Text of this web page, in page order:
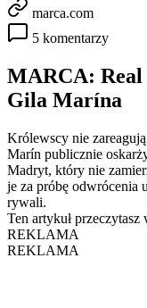
marca.com
5 komentarzy
MARCA: Real
Gila Marína
Królewscy nie
Marín publicznie
Madryt, który nie
je za próbę odwrócenia
rywali.
Ten artykuł przeczytasz
REKLAMA
REKLAMA